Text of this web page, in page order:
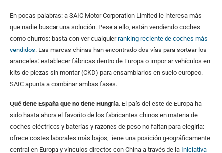
En pocas palabras: a SAIC Motor Corporation Limited le interesa más
que nadie buscar una solución. Pese a ello, están vendiendo coches
como churros: basta con ver cualquierranking reciente de coches más
vendidos. Las marcas chinas han encontrado dos vías para sortear los
aranceles: establecer fábricas dentro de Europa o importar vehículos en
kits de piezas sin montar (CKD) para ensamblarlos en suelo europeo.
SAIC apunta a combinar ambas fases.
Qué tiene España que no tiene Hungría. El país del este de Europa ha
sido hasta ahora el favorito de los fabricantes chinos en materia de
coches eléctricos y baterías y razones de peso no faltan para elegirla:
ofrece costes laborales más bajos, tiene una posición geográficamente
central en Europa y vínculos directos con China a través de la Iniciativa